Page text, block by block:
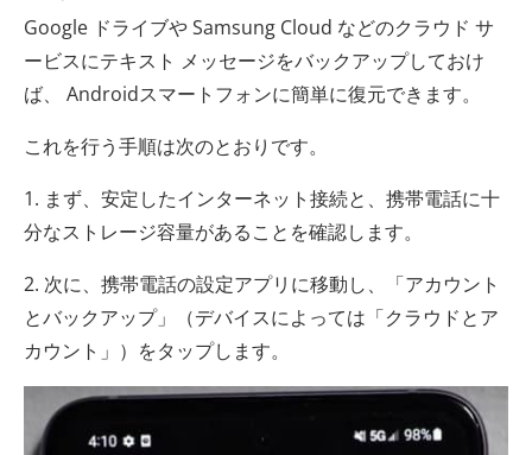
Google ドライブや Samsung Cloud などのクラウド サ
ービスにテキスト メッセージをバックアップしておけ
ば、 Androidスマートフォンに簡単に復元できます。
これを行う手順は次のとおりです。
1. まず、安定したインターネット接続と、携帯電話に十
分なストレージ容量があることを確認します。
2. 次に、携​​帯電話の設定アプリに移動し、「アカウント
とバックアップ」（デバイスによっては「クラウドとア
カウント」）をタップします。